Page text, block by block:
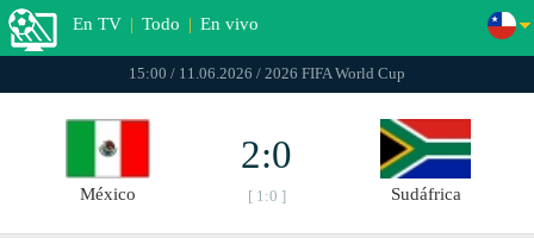
En TV | Todo | En vivo
15:00 / 11.06.2026 / 2026 FIFA World Cup
México
2:0
[ 1:0 ] Sudáfrica